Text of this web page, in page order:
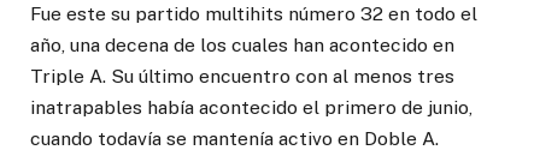
Fue este su partido multihits número 32 en todo el
año, una decena de los cuales han acontecido en
Triple A. Su último encuentro con al menos tres
inatrapables había acontecido el primero de junio,
cuando todavía se mantenía activo en Doble A.